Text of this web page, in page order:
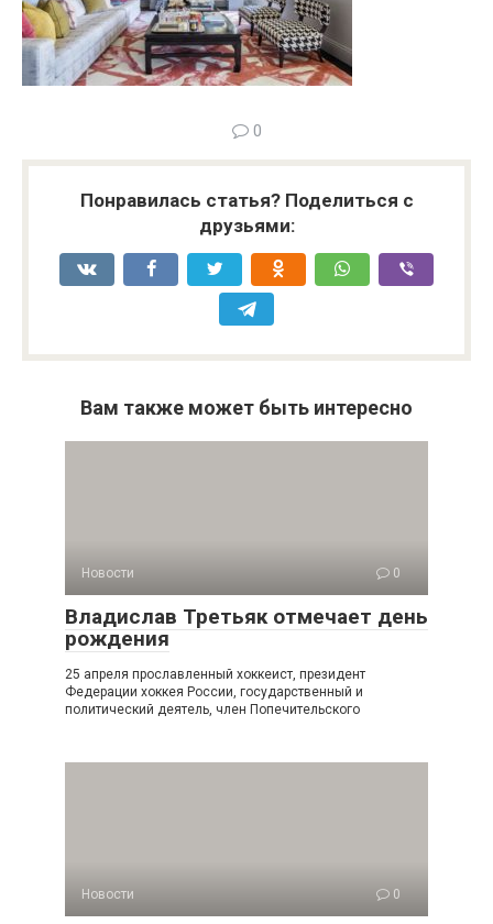
0
Понравилась статья? Поделиться с
друзьями:
Вам также может быть интересно
Новости 0
Владислав Третьяк отмечает день
рождения
25 апреля прославленный хоккеист, президент
Федерации хоккея России, государственный и
политический деятель, член Попечительского
Новости 0